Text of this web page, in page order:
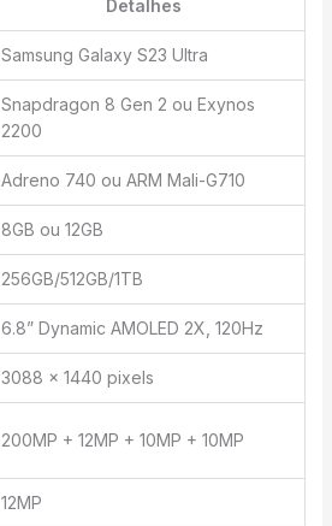
Detalhes
Samsung Galaxy S23 Ultra
Snapdragon 8 Gen 2 ou Exynos
2200
Adreno 740 ou ARM Mali-G710
8GB ou 12GB
256GB/512GB/1TB
6.8” Dynamic AMOLED 2X, 120Hz
3088 x 1440 pixels
200MP + 12MP + 10MP + 10MP
12MP